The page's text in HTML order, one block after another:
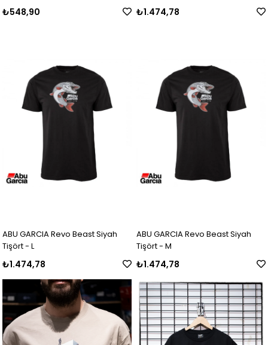
₺548,90 ₺1.474,78
ABU GARCIA Revo Beast Siyah
Tişört - L
₺1.474,78
ABU GARCIA Revo Beast Siyah
Tişört - M
₺1.474,78